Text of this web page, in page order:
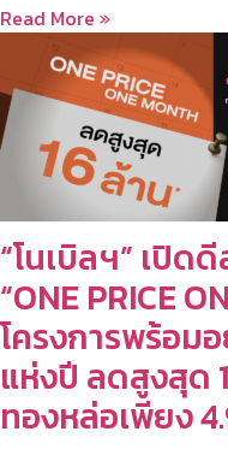
Read More »
“โนเบิลฯ” เปิ
“ONE PRICE
โครงการพร้อม
แห่งปี ลดสูงสุด
ทองหล่อเพียง